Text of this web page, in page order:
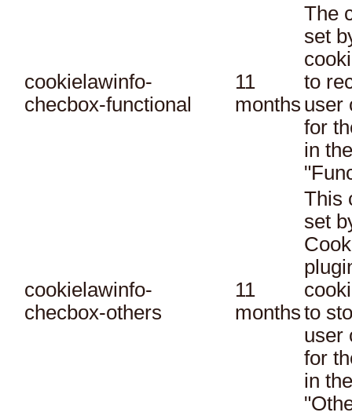
cookielawinfo-
checbox-functional
11
months
The
set
to
user
for
in
cookielawinfo-
checbox-others
11
months
This
set
to
user
for
in